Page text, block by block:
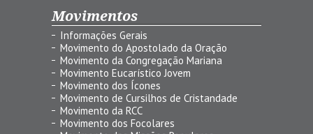
Movimentos
Informações Gerais
Movimento do Apostolado da Oração
Movimento da Congregação Mariana
Movimento Eucarístico Jovem
Movimento dos Ícones
Movimento de Cursilhos de Cristandade
Movimento da RCC
Movimento dos Focolares